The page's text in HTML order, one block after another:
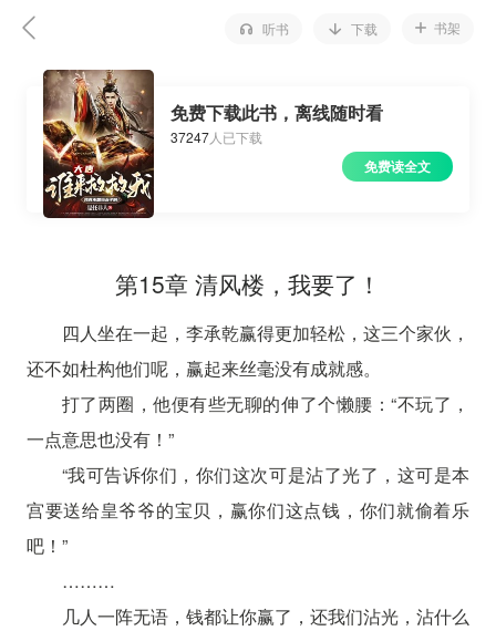
听书 下载 书架
免费下载此书，离线随时看
37247人已下载
免费读全文
第15章 清风楼，我要了！
四人坐在一起，李承乾赢得更加轻松，这三个家伙，
还不如杜构他们呢，赢起来丝毫没有成就感。
打了两圈，他便有些无聊的伸了个懒腰：“不玩了，
一点意思也没有！”
“我可告诉你们，你们这次可是沾了光了，这可是本
宫要送给皇爷爷的宝贝，赢你们这点钱，你们就偷着乐
吧！”
………
几人一阵无语，钱都让你赢了，还我们沾光，沾什么